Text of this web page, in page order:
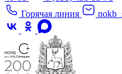
Горячая линия